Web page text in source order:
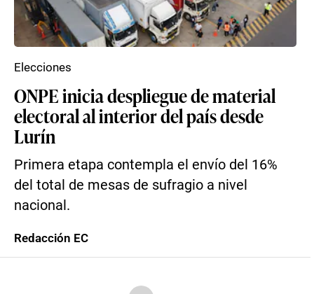
ONPE inicia despliegue de material
electoral al interior del país desde
Lurín
Primera etapa contempla el envío del 16%
del total de mesas de sufragio a nivel
nacional.
Elecciones
Redacción EC